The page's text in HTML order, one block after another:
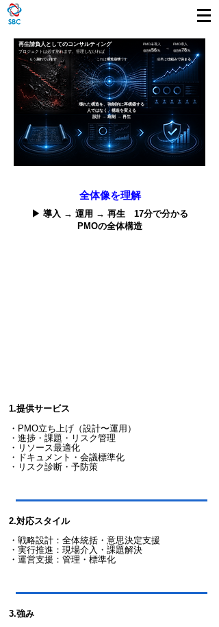
壊れた構造を、強制的に再構築する
人ではなく、構造を変える
設計 → 統制 → 再生
もう崩れています
再生請負人としてのコンサルティング
プロジェクトは必ず崩れます。管理しなければ
これは構造崩壊です
PMO未導入
成功率56％
​→
PMO導入
成功率78％
成果は仕組みで決まる
​全体像を理解
▶ 導入 → 運用 → 再生 17分で分かる
PMOの全体構造
1.提供サービス
​・ PMO立ち上げ（設計〜運用）
・進捗・課題・リスク管理
・リソース最適化
・ドキュメント・会議標準化
​・ リスク診断・予防策
2.対応スタイル
​・戦略設計：全体統括・意思決定支援
・実行推進：現場介入・課題解決
​・運営支援：管理・標準化​
3.強み